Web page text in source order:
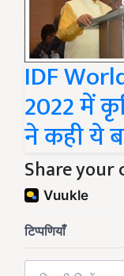
IDF
2022 में
ने कही ये
Share your